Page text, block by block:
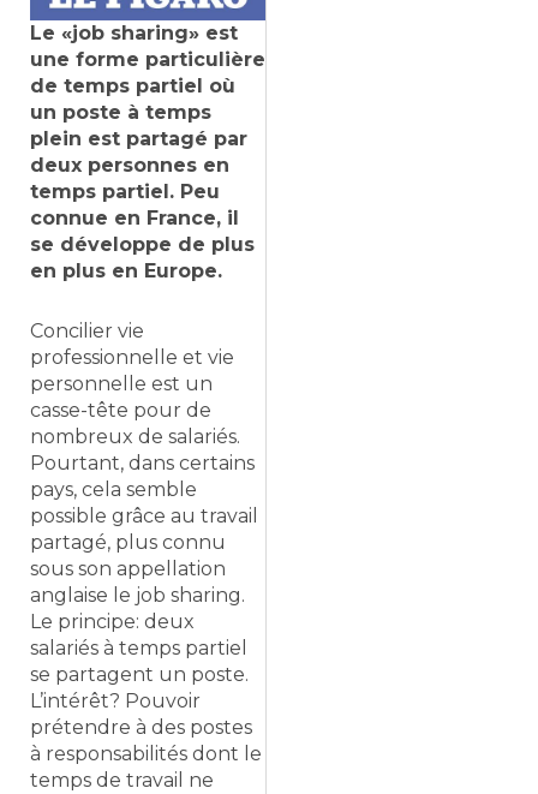
Le «job sharing» est
une forme particulière
de temps partiel où
un poste à temps
plein est partagé par
deux personnes en
temps partiel. Peu
connue en France, il
se développe de plus
en plus en Europe.
Concilier vie
professionnelle et vie
personnelle est un
casse-tête pour de
nombreux de salariés.
Pourtant, dans certains
pays, cela semble
possible grâce au travail
partagé, plus connu
sous son appellation
anglaise le job sharing.
Le principe: deux
salariés à temps partiel
se partagent un poste.
L’intérêt? Pouvoir
prétendre à des postes
à responsabilités dont le
temps de travail ne